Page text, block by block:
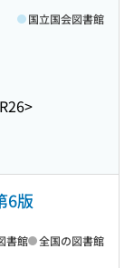
国立国会図書館
6版
書館 全国の図書館